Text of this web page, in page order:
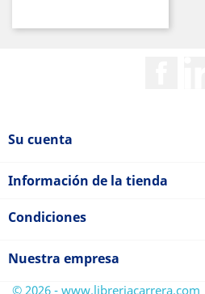
Su cuenta
Información de la tienda
Condiciones
Nuestra empresa
© 2026 - www.libreriacarrera.com